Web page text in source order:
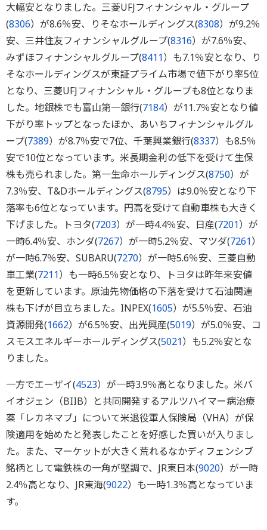
大幅安となりました。三菱UFJフィナンシャル・グループ
(8306）が8.6％安、りそなホールディングス(8308）が9.2％
安、三井住友フィナンシャルグループ(8316）が7.6％安、
みずほフィナンシャルグループ(8411）も7.1％安となり、り
そなホールディングスが東証プライム市場で値下がり率5位
となり、三菱UFJフィナンシャル・グループも8位となりま
した。地銀株でも富山第一銀行(7184）が11.7％安となり値
下がり率トップとなったほか、あいちフィナンシャルグル
ープ(7389）が8.7％安で7位、千葉興業銀行(8337）も8.5％
安で10位となっています。米長期金利の低下を受けて生保
株も売られました。第一生命ホールディングス(8750）が
7.3％安、T&Dホールディングス(8795）は9.0％安となり下
落率も6位となっています。円高を受けて自動車株も大きく
下げました。トヨタ(7203）が一時4.4％安、日産(7201）が
一時6.4％安、ホンダ(7267）が一時5.2％安、マツダ(7261）
が一時6.7％安、SUBARU(7270）が一時5.6％安、三菱自動
車工業(7211）も一時6.5％安となり、トヨタは昨年来安値
を更新しています。原油先物価格の下落を受けて石油関連
株も下げが目立ちました。INPEX(1605）が5.5％安、石油
資源開発(1662）が6.5％安、出光興産(5019）が5.0％安、コ
スモスエネルギーホールディングス(5021）も5.2％安とな
りました。
一方でエーザイ(4523）が一時3.9％高となりました。米バ
イオジェン（BIIB）と共同開発するアルツハイマー病治療
薬「レカネマブ」について米退役軍人保険局（VHA）が保
険適用を始めたと発表したことを好感した買いが入りまし
た。また、マーケットが大きく荒れるなかディフェンシブ
銘柄として電鉄株の一角が堅調で、JR東日本(9020）が一時
2.4％高となり、JR東海(9022）も一時1.3％高となっていま
す。